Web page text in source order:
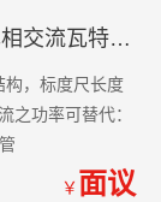
D64-W|D64-W/1电动系低功率因数单相交流瓦特表价格
构，标度尺长度
之功率可替代：
￥ 面议